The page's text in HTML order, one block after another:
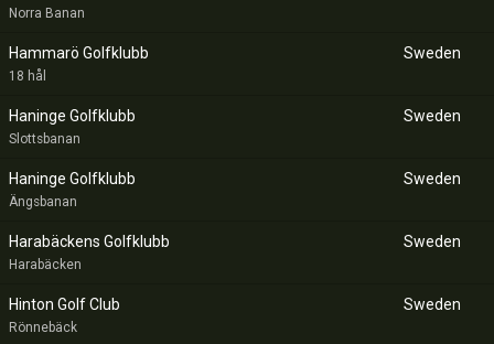
Norra Banan
Hammarö Golfklubb
18 hål
Sweden
Haninge Golfklubb
Slottsbanan
Sweden
Haninge Golfklubb
Ängsbanan
Sweden
Harabäckens Golfklubb
Harabäcken
Sweden
Hinton Golf Club
Rönnebäck
Sweden